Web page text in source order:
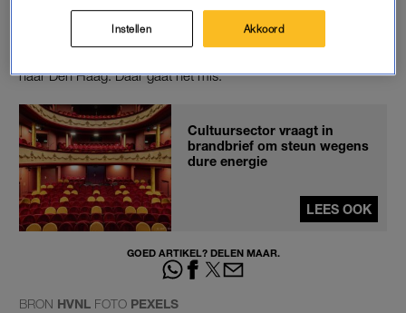
bij de oorlog in Oekraïne ligt. “Bij mijn rekeningen van Essent
staat waar het bedrag voor staat, en hier staat precies dat de
btw en de belasting wordt doorberekend. Dit gaat allemaal
naar Den Haag. Daar gaat het mis.”
Cultuursector vraagt in
brandbrief om steun wegens
dure energie
LEES OOK
GOED ARTIKEL? DELEN MAAR.
BRON HVNL FOTO PEXELS
Instellen Akkoord